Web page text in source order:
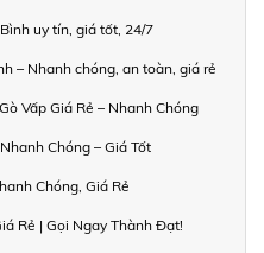
uy tín, giá tốt, 24/7
– Nhanh chóng, an toàn, giá rẻ
Vấp Giá Rẻ – Nhanh Chóng
Chóng – Giá Tốt
Chóng, Giá Rẻ
Rẻ | Gọi Ngay Thành Đạt!